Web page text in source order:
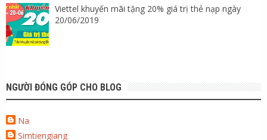
Viettel khuyến mãi tặng 20% giá trị thẻ nạp ngày
20/06/2019
NGƯỜI ĐÓNG GÓP CHO BLOG
Na
Simtiengiang